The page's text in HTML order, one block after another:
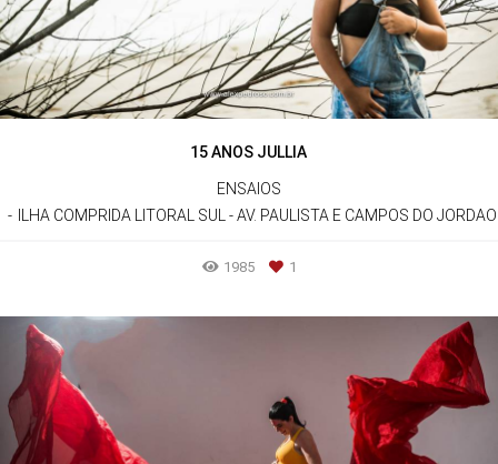
15 ANOS JULLIA
ENSAIOS
ILHA COMPRIDA LITORAL SUL - AV. PAULISTA E CAMPOS DO JORDAO
1985 1